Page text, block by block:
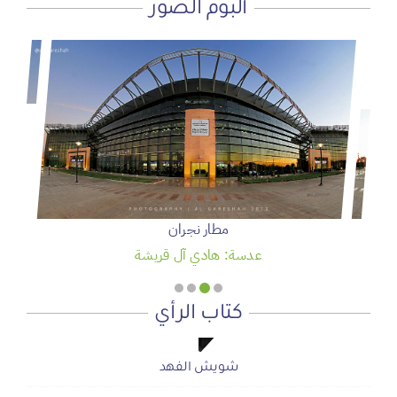
ألبوم الصور
الملك فيصل الجوية